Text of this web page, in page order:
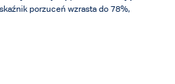
porzuceń wzrasta do 78%,